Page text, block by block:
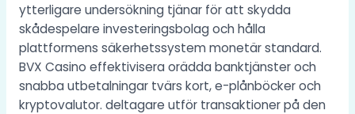
ytterligare undersökning tjänar för att skydda
skådespelare investeringsbolag och hålla
plattformens säkerhetssystem monetär standard.
BVX Casino effektivisera orädda banktjänster och
snabba utbetalningar tvärs kort, e-plånböcker och
kryptovalutor. deltagare utför transaktioner på den